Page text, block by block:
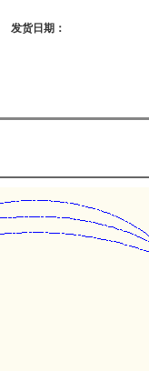
发货日期：